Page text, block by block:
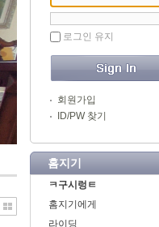
로그인 유지
회원가입
ID/PW 찾기
홈지기
ㅋ구시렁ㅌ
홈지기에게
라이딩